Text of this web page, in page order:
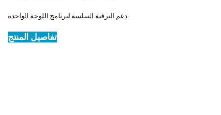
دعم الترقية السلسة لبرنامج اللوحة الواحدة.
تفاصيل المنتج